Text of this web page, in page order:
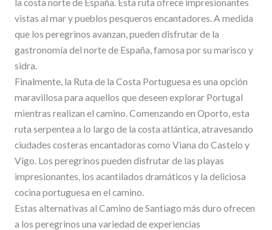
la costa norte de España. Esta ruta ofrece impresionantes
vistas al mar y pueblos pesqueros encantadores. A medida
que los peregrinos avanzan, pueden disfrutar de la
gastronomía del norte de España, famosa por su marisco y
sidra.
Finalmente, la Ruta de la Costa Portuguesa es una opción
maravillosa para aquellos que deseen explorar Portugal
mientras realizan el camino. Comenzando en Oporto, esta
ruta serpentea a lo largo de la costa atlántica, atravesando
ciudades costeras encantadoras como Viana do Castelo y
Vigo. Los peregrinos pueden disfrutar de las playas
impresionantes, los acantilados dramáticos y la deliciosa
cocina portuguesa en el camino.
Estas alternativas al Camino de Santiago más duro ofrecen
a los peregrinos una variedad de experiencias